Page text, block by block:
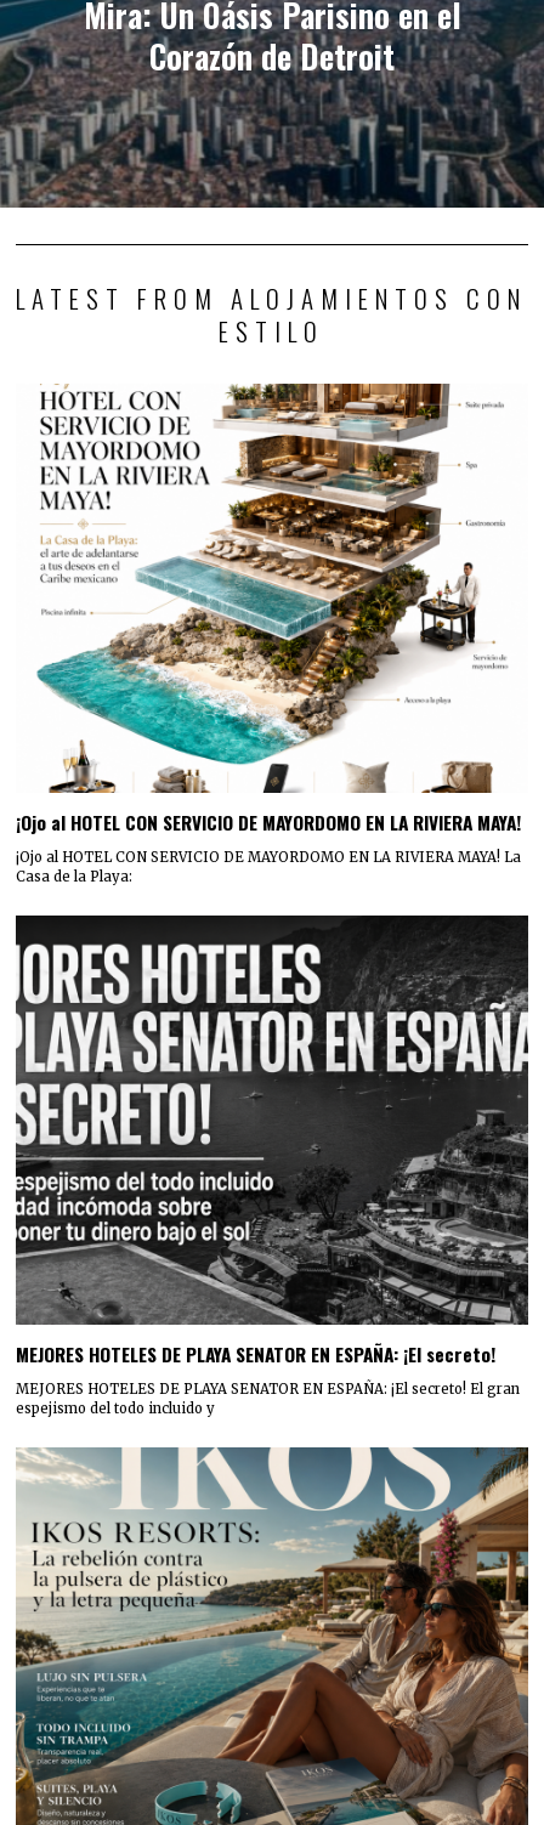
Mira: Un Oásis Parisino en el
Corazón de Detroit
LATEST FROM ALOJAMIENTOS CON
ESTILO
¡Ojo al HOTEL CON SERVICIO DE MAYORDOMO EN LA RIVIERA MAYA!
¡Ojo al HOTEL CON SERVICIO DE MAYORDOMO EN LA RIVIERA MAYA! La
Casa de la Playa:
MEJORES HOTELES DE PLAYA SENATOR EN ESPAÑA: ¡El secreto!
MEJORES HOTELES DE PLAYA SENATOR EN ESPAÑA: ¡El secreto! El gran
espejismo del todo incluido y